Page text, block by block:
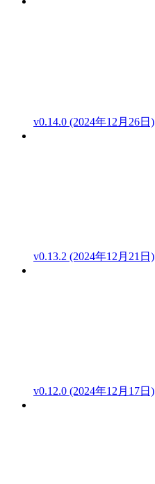
v0.14.0 (2024年12月26日)
v0.13.2 (2024年12月21日)
v0.12.0 (2024年12月17日)